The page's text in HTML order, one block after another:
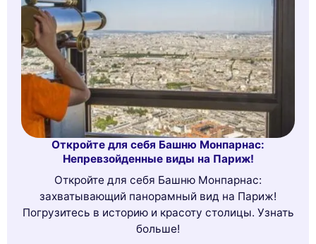
Откройте для себя Башню Монпарнас:
Непревзойденные виды на Париж!
Откройте для себя Башню Монпарнас:
захватывающий панорамный вид на Париж!
Погрузитесь в историю и красоту столицы. Узнать
больше!